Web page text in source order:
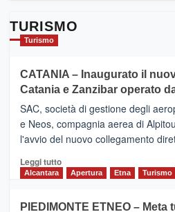
TURISMO
Turismo
CATANIA – Inaugurato il
Catania e Zanzibar operato
SAC, società di gestione degli
e Neos, compagnia aerea di
l'avvio del nuovo collegamento
Leggi tuttoLeggi
Alcantara Apertura Etna Turismo
PIEDIMONTE ETNEO –